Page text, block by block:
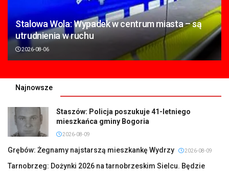
Stalowa Wola: Wypadek w centrum miasta – są
utrudnienia w ruchu
2026-08-06
Najnowsze
Staszów: Policja poszukuje 41-letniego
mieszkańca gminy Bogoria
2026-08-09
Grębów: Żegnamy najstarszą mieszkankę Wydrzy 2026-08-09
Tarnobrzeg: Dożynki 2026 na tarnobrzeskim Sielcu. Będzie